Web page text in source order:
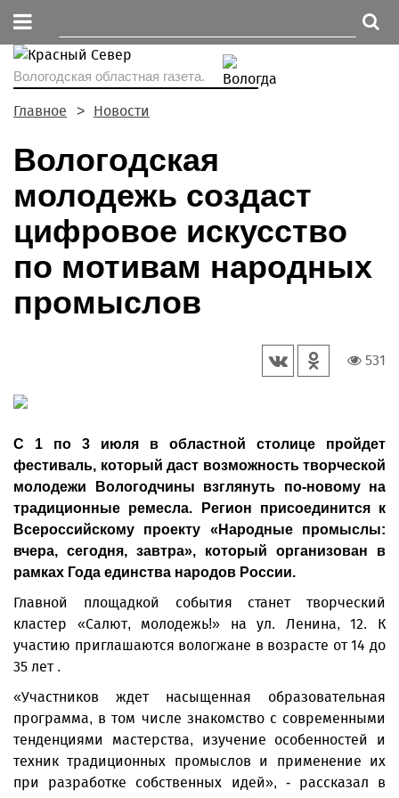
Вологодская областная газета.
Главное Новости
Вологодская
молодежь создаст
цифровое искусство
по мотивам народных
промыслов
531
С 1 по 3 июля в областной столице пройдет
фестиваль, который даст возможность творческой
молодежи Вологодчины взглянуть по-новому на
традиционные ремесла. Регион присоединится к
Всероссийскому проекту «Народные промыслы:
вчера, сегодня, завтра», который организован в
рамках Года единства народов России.
Главной площадкой события станет творческий
кластер «Салют, молодежь!» на ул. Ленина, 12. К
участию приглашаются вологжане в возрасте от 14 до
35 лет .
«Участников ждет насыщенная образовательная
программа, в том числе знакомство с современными
тенденциями мастерства, изучение особенностей и
техник традиционных промыслов и применение их
при разработке собственных идей», - рассказал в